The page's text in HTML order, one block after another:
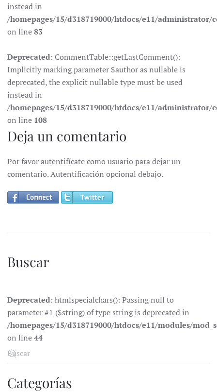
instead in
/homepages/15/d318719000/htdocs/e11/
on line83
Deprecated: CommentTable::getLastComment():
Implicitly marking parameter $author as nullable is
deprecated, the explicit nullable type must be used
instead in
/homepages/15/d318719000/htdocs/e11/
on line 108
Deja un comentario
Por favor autentifícate como usuario para dejar un
comentario. Autentificación opcional debajo.
Buscar
Deprecated: htmlspecialchars(): Passing null to
parameter #1 ($string) of type string is deprecated in
/homepages/15/d318719000/htdocs/e11/modules/
on line44
Categorías